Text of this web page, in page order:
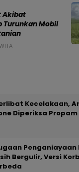
Akibat
Turunkan Mobil
Kecelakaan,
Diperiksa
Penganiayaan
Bergulir, Versi